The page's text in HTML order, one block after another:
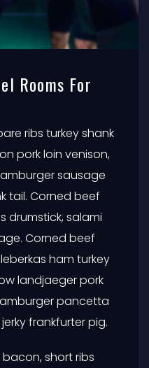
Rooms For
ribs turkey shank
pork loin venison,
sausage
tail. Corned beef
drumstick, salami
Corned beef
ham turkey
landjaeger pork
pancetta
frankfurter pig.
short ribs